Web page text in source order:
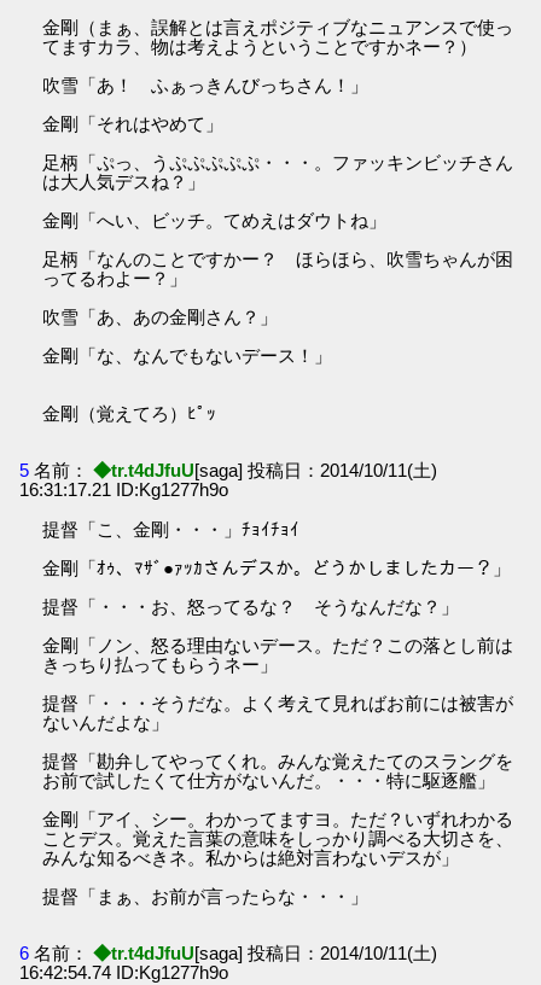
金剛（まぁ、誤解とは言えポジティブなニュアンスで使っ
てますカラ、物は考えようということですかネー？）
吹雪「あ！ ふぁっきんびっちさん！」
金剛「それはやめて」
足柄「ぷっ、うぷぷぷぷぷ・・・。ファッキンビッチさん
は大人気デスね？」
金剛「へい、ビッチ。てめえはダウトね」
足柄「なんのことですかー？ ほらほら、吹雪ちゃんが困
ってるわよー？」
吹雪「あ、あの金剛さん？」
金剛「な、なんでもないデース！」
金剛（覚えてろ）ﾋﾟｯ
5 名前： ◆tr.t4dJfuU[saga] 投稿日：2014/10/11(土)
16:31:17.21 ID:Kg1277h9o
提督「こ、金剛・・・」ﾁｮｲﾁｮｲ
金剛「ｵｩ、ﾏｻﾞ●ｧｯｶさんデスか。どうかしましたカー？」
提督「・・・お、怒ってるな？ そうなんだな？」
金剛「ノン、怒る理由ないデース。ただ？この落とし前は
きっちり払ってもらうネー」
提督「・・・そうだな。よく考えて見ればお前には被害が
ないんだよな」
提督「勘弁してやってくれ。みんな覚えたてのスラングを
お前で試したくて仕方がないんだ。・・・特に駆逐艦」
金剛「アイ、シー。わかってますヨ。ただ？いずれわかる
ことデス。覚えた言葉の意味をしっかり調べる大切さを、
みんな知るべきネ。私からは絶対言わないデスが」
提督「まぁ、お前が言ったらな・・・」
6 名前： ◆tr.t4dJfuU[saga] 投稿日：2014/10/11(土)
16:42:54.74 ID:Kg1277h9o